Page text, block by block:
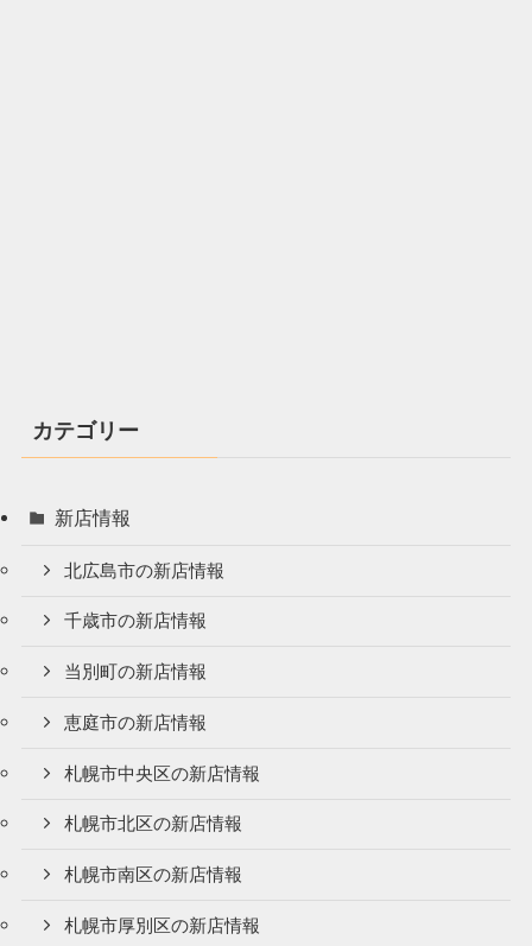
カテゴリー
新店情報
北広島市の新店情報
千歳市の新店情報
当別町の新店情報
恵庭市の新店情報
札幌市中央区の新店情報
札幌市北区の新店情報
札幌市南区の新店情報
札幌市厚別区の新店情報